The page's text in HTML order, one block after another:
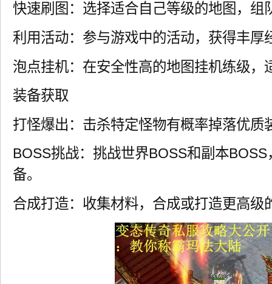
快速刷图：选择适合自己等级的地图，组
利用活动：参与游戏中的活动，获得丰厚
泡点挂机：在安全性高的地图挂机练级，
装备获取
打怪爆出：击杀特定怪物有概率掉落优质
BOSS挑战：挑战世界BOSS和副本
备。
合成打造：收集材料，合成或打造更高级